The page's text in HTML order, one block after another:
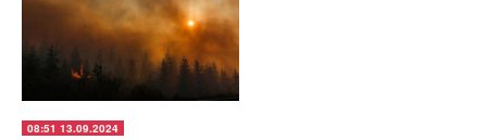
08:51 13.09.2024